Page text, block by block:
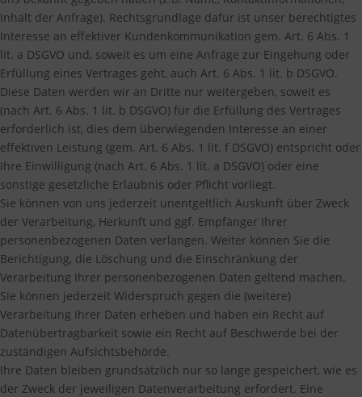
Inhalt der Anfrage). Rechtsgrundlage dafür ist unser berechtigtes
Interesse an effektiver Kundenkommunikation gem. Art. 6 Abs. 1
lit. a DSGVO und, soweit es um eine Anfrage zur Eingehung oder
Erfüllung eines Vertrages geht, auch Art. 6 Abs. 1 lit. b DSGVO.
Diese Daten werden wir an Dritte nur weitergeben, soweit es
(nach Art. 6 Abs. 1 lit. b DSGVO) für die Erfüllung des Vertrages
erforderlich ist, dies dem überwiegenden Interesse an einer
effektiven Leistung (gem. Art. 6 Abs. 1 lit. f DSGVO) entspricht oder
Ihre Einwilligung (nach Art. 6 Abs. 1 lit. a DSGVO) oder eine
sonstige gesetzliche Erlaubnis oder Pflicht vorliegt.
Sie können von uns jederzeit unentgeltlich Auskunft über Zweck
der Verarbeitung, Herkunft und ggf. Empfänger Ihrer
personenbezogenen Daten verlangen. Weiter können Sie die
Berichtigung, die Löschung und die Einschränkung der
Verarbeitung Ihrer personenbezogenen Daten geltend machen.
Sie können jederzeit Widerspruch gegen die (weitere)
Verarbeitung Ihrer Daten erheben und haben ein Recht auf
Datenübertragbarkeit sowie ein Recht auf Beschwerde bei der
zuständigen Aufsichtsbehörde.
Ihre Daten bleiben grundsätzlich nur so lange gespeichert, wie es
der Zweck der jeweiligen Datenverarbeitung erfordert. Eine